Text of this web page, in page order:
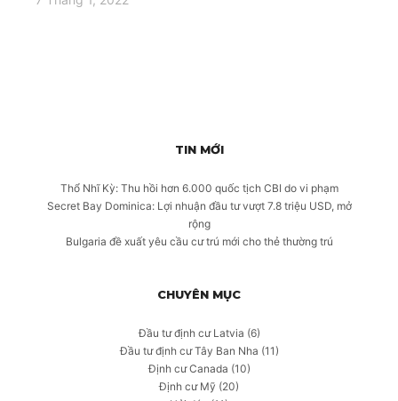
TIN MỚI
Thổ Nhĩ Kỳ: Thu hồi hơn 6.000 quốc tịch CBI do vi phạm
Secret Bay Dominica: Lợi nhuận đầu tư vượt 7.8 triệu USD, mở
rộng
Bulgaria đề xuất yêu cầu cư trú mới cho thẻ thường trú
CHUYÊN MỤC
Đầu tư định cư Latvia (6)
Đầu tư định cư Tây Ban Nha (11)
Định cư Canada (10)
Định cư Mỹ (20)